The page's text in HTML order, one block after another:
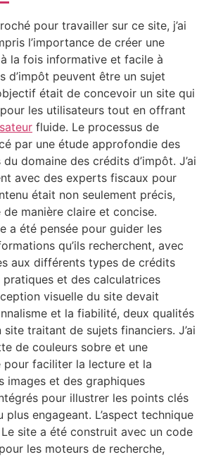
pour travailler sur ce site, j’ai
l’importance de créer une
la fois informative et facile à
d’impôt peuvent être un sujet
était de concevoir un site qui
les utilisateurs tout en offrant
fluide. Le processus de
par une étude approfondie des
domaine des crédits d’impôt. J’ai
avec des experts fiscaux pour
était non seulement précis,
de manière claire et concise.
a été pensée pour guider les
qu’ils recherchent, avec
aux différents types de crédits
pratiques et des calculatrices
visuelle du site devait
et la fiabilité, deux qualités
traitant de sujets financiers. J’ai
de couleurs sobre et une
pour faciliter la lecture et la
images et des graphiques
pour illustrer les points clés
engageant. L’aspect technique
Le site a été construit avec un code
les moteurs de recherche,